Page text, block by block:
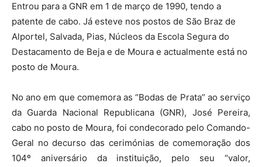
Entrou para a GNR em 1 de março de 1990, tendo a
patente de cabo. Já esteve nos postos de São Braz de
Alportel, Salvada, Pias, Núcleos da Escola Segura do
Destacamento de Beja e de Moura e actualmente está no
posto de Moura.
No ano em que comemora as “Bodas de Prata” ao serviço
da Guarda Nacional Republicana (GNR), José Pereira,
cabo no posto de Moura, foi condecorado pelo Comando-
Geral no decurso das cerimónias de comemoração dos
104º aniversário da instituição, pelo seu “valor,